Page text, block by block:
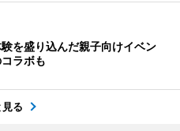
を盛り込んだ親子向けイベン
ラボも
見る